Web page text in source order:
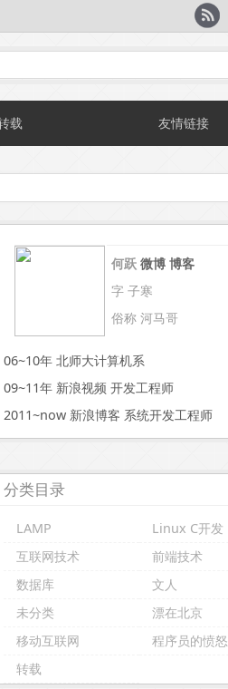
载 友情链接
何跃 微博 博客
字 子寒
俗称 河马哥
06~10年 北师大计算机系
09~11年 新浪视频 开发工程师
2011~now 新浪博客 系统开发工程师
分类目录
LAMP
Linux C开发
互联网技术
前端技术
数据库
文人
未分类
漂在北京
移动互联网
程序员的愤怒
转载